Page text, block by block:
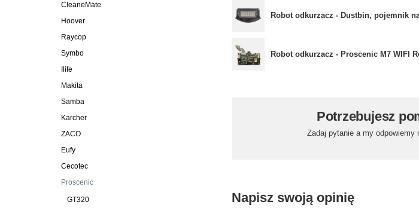
CleaneMate
Hoover
Raycop
Symbo
Ilife
Makita
Samba
Karcher
ZACO
Eufy
Cecotec
Proscenic
GT320
Robot odkurzacz - Dustbin, pojemnik
Robot odkurzacz - Proscenic M7 WIFI
Potrzebujesz
Zadaj pytanie a my odpowiemy
Napisz swoją opinię